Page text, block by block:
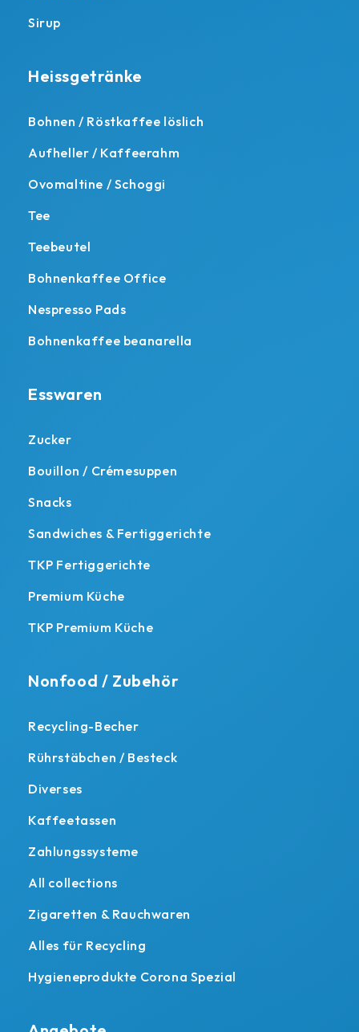
Sirup
Heissgetränke
Bohnen / Röstkaffee löslich
Aufheller / Kaffeerahm
Ovomaltine / Schoggi
Tee
Teebeutel
Bohnenkaffee Office
Nespresso Pads
Bohnenkaffee beanarella
Esswaren
Zucker
Bouillon / Crémesuppen
Snacks
Sandwiches & Fertiggerichte
TKP Fertiggerichte
Premium Küche
TKP Premium Küche
Nonfood / Zubehör
Recycling-Becher
Rührstäbchen / Besteck
Diverses
Kaffeetassen
Zahlungssysteme
All collections
Zigaretten & Rauchwaren
Alles für Recycling
Hygieneprodukte Corona Spezial